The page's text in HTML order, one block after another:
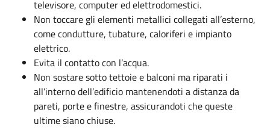
televisore, computer ed elettrodomestici.
Non toccare gli elementi metallici collegati all’esterno,
come condutture, tubature, caloriferi e impianto
elettrico.
Evita il contatto con l’acqua.
Non sostare sotto tettoie e balconi ma riparati i
all’interno dell’edificio mantenendoti a distanza da
pareti, porte e finestre, assicurandoti che queste
ultime siano chiuse.